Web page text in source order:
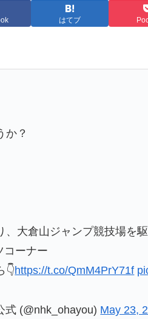
はてブ
か？
、大倉山ジャンプ競技場を
コーナー
👇https://t.co/QmM4PrY71f
(@nhk_ohayou) May 23,